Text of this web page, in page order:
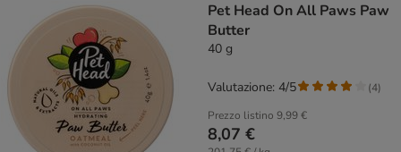
Pet Head On All Paws Paw
Butter
40 g
Prezzo listino 9,99 €
8,07 €
Valutazione: 4/5 (4)